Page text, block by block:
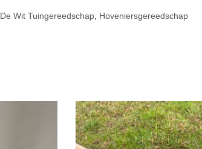
De Wit Tuingereedschap Hoveniersgereedschap